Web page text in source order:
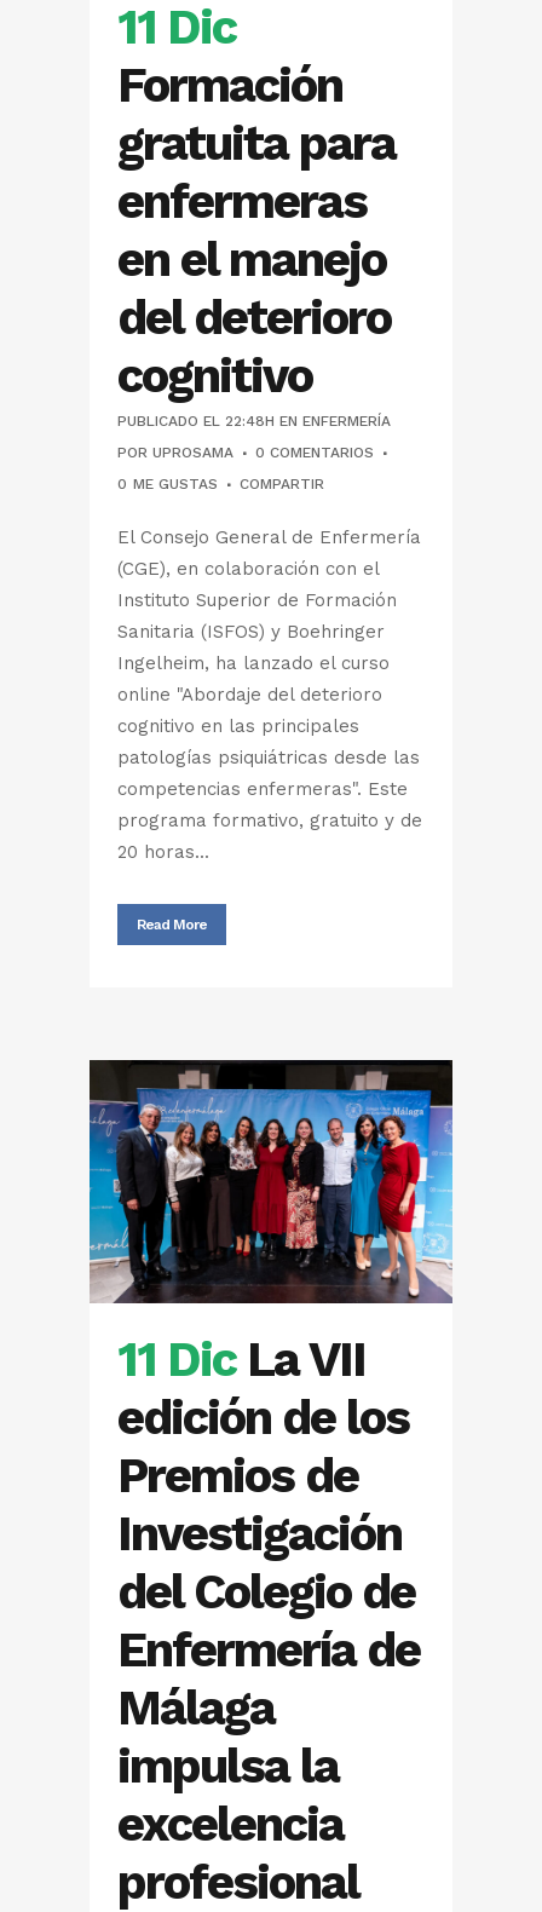
11 Dic
Formación
gratuita para
enfermeras
en el manejo
del deterioro
cognitivo
PUBLICADO EL 22:48H EN ENFERMERÍA
POR UPROSAMA
0 COMENTARIOS
0 ME GUSTAS COMPARTIR
El Consejo General de Enfermería
(CGE), en colaboración con el
Instituto Superior de Formación
Sanitaria (ISFOS) y Boehringer
Ingelheim, ha lanzado el curso
online "Abordaje del deterioro
cognitivo en las principales
patologías psiquiátricas desde las
competencias enfermeras". Este
programa formativo, gratuito y de
20 horas...
Read More
11 Dic La VII
edición de los
Premios de
Investigación
del Colegio de
Enfermería de
Málaga
impulsa la
excelencia
profesional